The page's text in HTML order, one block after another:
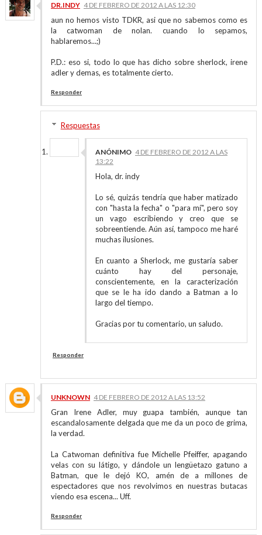
DR.INDY 4 DE FEBRERO DE 2012 A LAS 12:30
aun no hemos visto TDKR, asi que no sabemos como es
la catwoman de nolan. cuando lo sepamos,
hablaremos...;)
P.D.: eso si, todo lo que has dicho sobre sherlock, irene
adler y demas, es totalmente cierto.
Responder
Respuestas
ANÓNIMO 4 DE FEBRERO DE 2012 A LAS
13:22
Hola, dr. indy
Lo sé, quizás tendría que haber matizado
con "hasta la fecha" o "para mí", pero soy
un vago escribiendo y creo que se
sobreentiende. Aún así, tampoco me haré
muchas ilusiones.
En cuanto a Sherlock, me gustaría saber
cuánto hay del personaje,
conscientemente, en la caracterización
que se le ha ido dando a Batman a lo
largo del tiempo.
Gracias por tu comentario, un saludo.
Responder
UNKNOWN 4 DE FEBRERO DE 2012 A LAS 13:52
Gran Irene Adler, muy guapa también, aunque tan
escandalosamente delgada que me da un poco de grima,
la verdad.
La Catwoman definitiva fue Michelle Pfeiffer, apagando
velas con su látigo, y dándole un lengüetazo gatuno a
Batman, que le dejó KO, amén de a millones de
espectadores que nos revolvimos en nuestras butacas
viendo esa escena... Uff.
Responder